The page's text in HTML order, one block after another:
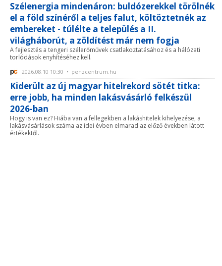
Szélenergia mindenáron: buldózerekkel törölnék
el a föld színéről a teljes falut, költöztetnék az
embereket - túlélte a település a II.
világháborút, a zöldítést már nem fogja
A fejlesztés a tengeri szélerőművek csatlakoztatásához és a hálózati
torlódások enyhítéséhez kell.
2026.08.10 10:30 • penzcentrum.hu
Kiderült az új magyar hitelrekord sötét titka:
erre jobb, ha minden lakásvásárló felkészül
2026-ban
Hogy is van ez? Hiába van a fellegekben a lakáshitelek kihelyezése, a
lakásvásárlások száma az idei évben elmarad az előző években látott
értékektől.